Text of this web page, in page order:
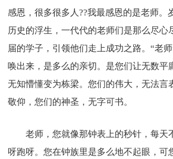
感恩，很多很多人??我最感恩的是老师。
历史的浮生，一代代的老师们是那么尽心
届的学子，引领他们走上成功之路。“老
唤出来，是多么的亲切。是您们让无数平
无知懵懂变为栋梁。您们的伟大，无法言
敬仰，您们的神圣，无字可书。
老师，您就像那钟表上的秒针，每天
呀跑呀。您在钟族里是多么地不起眼，可